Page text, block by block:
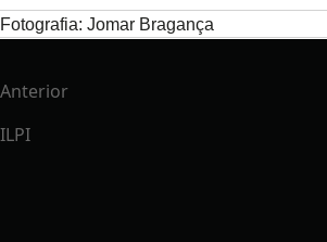
Fotografia: Jomar Bragança
Anterior
ILPI